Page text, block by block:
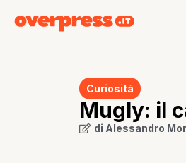
Curiosità
Mugly: il
di Alessandro